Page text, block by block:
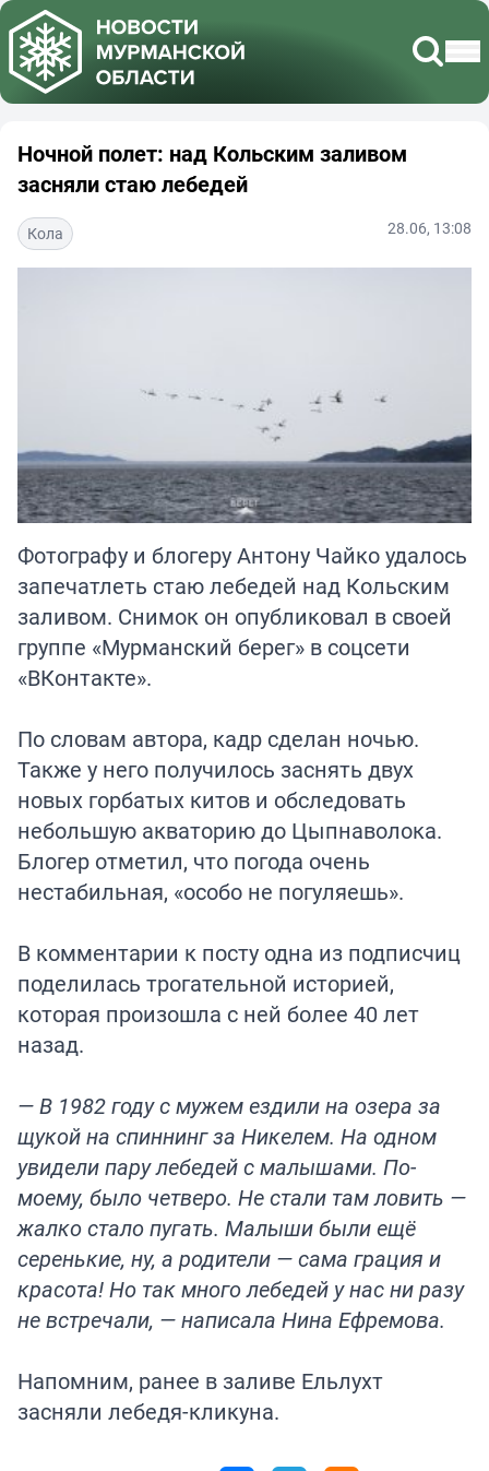
Ночной полет: над Кольским заливом
засняли стаю лебедей
Кола 28.06, 13:08
Фотографу и блогеру Антону Чайко удалось
запечатлеть стаю лебедей над Кольским
заливом. Снимок он опубликовал в своей
группе «Мурманский берег» в соцсети
«ВКонтакте».
По словам автора, кадр сделан ночью.
Также у него получилось заснять двух
новых горбатых китов и обследовать
небольшую акваторию до Цыпнаволока.
Блогер отметил, что погода очень
нестабильная, «особо не погуляешь».
В комментарии к посту одна из подписчиц
поделилась трогательной историей,
которая произошла с ней более 40 лет
назад.
— В 1982 году с мужем ездили на озера за
щукой на спиннинг за Никелем. На одном
увидели пару лебедей с малышами. По-
моему, было четверо. Не стали там ловить —
жалко стало пугать. Малыши были ещё
серенькие, ну, а родители — сама грация и
красота! Но так много лебедей у нас ни разу
не встречали, — написала Нина Ефремова.
Напомним, ранее в заливе Ельлухт
засняли лебедя-кликуна.